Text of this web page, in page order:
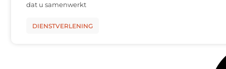
dat u samenwerkt
DIENSTVERLENING